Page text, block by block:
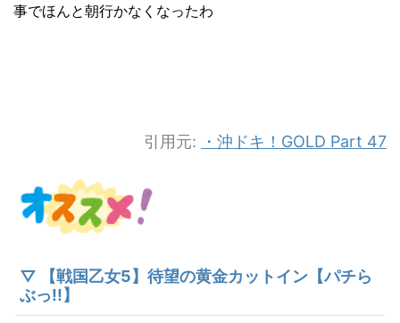
事でほんと朝行かなくなったわ
引用元: ・沖ドキ！GOLD Part 47
▽ 【戦国乙女5】待望の黄金カットイン【パチら
ぶっ!!】